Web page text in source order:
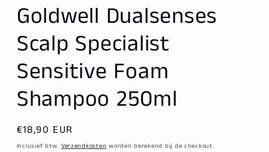
openen
in
modaal
Goldwell Dualsenses
Scalp Specialist
Sensitive Foam
Shampoo 250ml
Normale
prijs
€18,90 EUR
Inclusief btw. Verzendkosten worden berekend bij de checkout.